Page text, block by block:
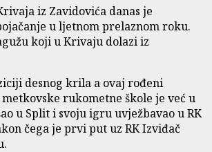
iz Zavidovića danas je
u ljetnom prelaznom roku.
koji u Krivaju dolazi iz
desnog krila a ovaj rođeni
rukometne škole je već u
u Split i svoju igru uvježbavao u RK
čega je prvi put uz RK Izviđač